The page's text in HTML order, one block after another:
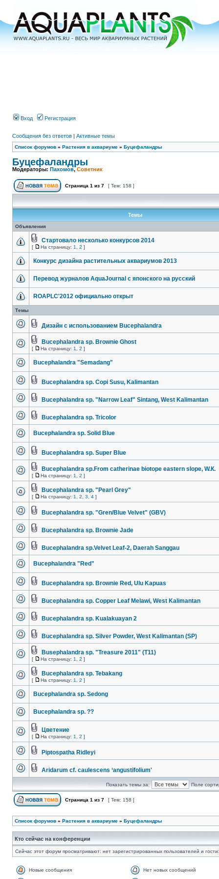
Вход Регистрация
Сообщения без ответов | Активные темы
Список форумов » Растения в аквариуме » Буцефаландры
Буцефаландры
Модераторы: Пахомов,Советник
Страница 1 из 7 [ Тем: 158 ]
Темы
Объявления
Стартовало несколько конкурсов 2014
[ На страницу: 1 2 ]
Конкурс дизайна растительных аквариумов 2013
Перевод журналов AquaJournal с японского на русский
ROAPLC'2012 официально открыт
Темы
Дизайн с использованием Bucephalandra
Bucephalandra sp. Brownie Ghost
[ На страницу: 1 2 ]
Bucephalandra "Semadang"
Bucephalandra sp. Copi Susu, Kalimantan
Bucephalandra sp. "Narrow Leaf" Sintang, West Kalimantan
Bucephalandra sp. Tricolor
Bucephalandra sp. Solid Blue
Bucephalandra sp. Super Blue
Bucephalandra sp.From catherinae biotope eastern slope, W.К.
[ На страницу: 1 2 ]
Bucephalandra sp. "Pearl Grey"
[ На страницу: 1 2 3 4 ]
Bucephalandra sp. "Gren/Blue Velvet" (GBV)
Bucephalandra sp. Brownie Jade
Bucephalandra sp.Velvet Leaf-2, Daerah Sanggau
Bucephalandra "Red"
Bucephalandra sp. Brownie Red, Ulu Kapuas
Bucephalandra sp. Copper Leaf Melawi, West Kalimantan
Bucephalandra sp. Kualakuayan 2
Bucephalandra sp. Silver Powder, West Kalimantan (SP)
Busephalandra sp. "Treasure 2011" (Т11)
[ На страницу: 1 2 ]
Bucephalandra sp. Tebakang
[ На страницу: 1 2 ]
Bucephalandra sp. Sedong
Bucephalandra sp. ??
Цветение
[ На страницу: 1 2 ]
Piptospatha Ridleyi
Aridarum cf. caulescens ‘angustifolium'
Показать темы за: Поле
Страница 1 из 7 [ Тем: 158 ]
Список форумов » Растения в аквариуме » Буцефаландры
Кто сейчас на конференции
Сейчас этот форум просматривают: нет зарегистрированных пользователей и
Новые сообщения Нет новых сообщений